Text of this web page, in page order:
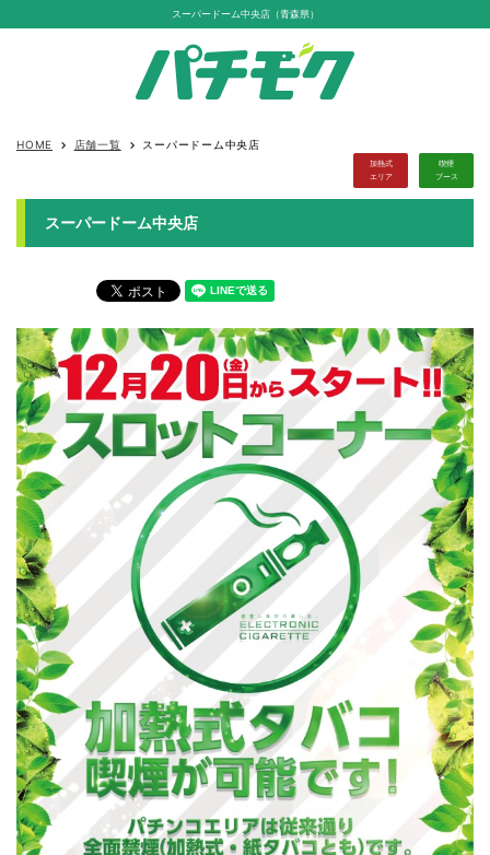
スーパードーム中央店（青森県）
HOME keyboard_arrow_right 店舗一覧 keyboard_arrow_right スーパードーム中央店
加熱式
エリア
喫煙
ブース
スーパードーム中央店